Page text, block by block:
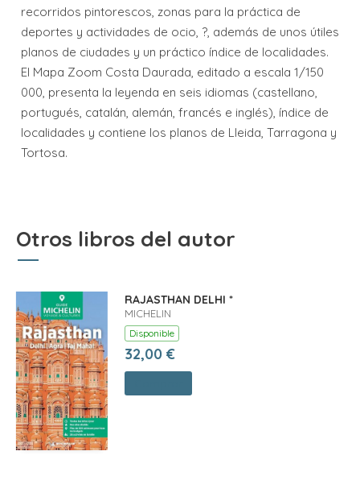
recorridos pintorescos, zonas para la práctica de
deportes y actividades de ocio, ?, además de unos útiles
planos de ciudades y un práctico índice de localidades.
El Mapa Zoom Costa Daurada, editado a escala 1/150
000, presenta la leyenda en seis idiomas (castellano,
portugués, catalán, alemán, francés e inglés), índice de
localidades y contiene los planos de Lleida, Tarragona y
Tortosa.
Otros libros del autor
RAJASTHAN DELHI *
MICHELIN
Disponible
32,00 €